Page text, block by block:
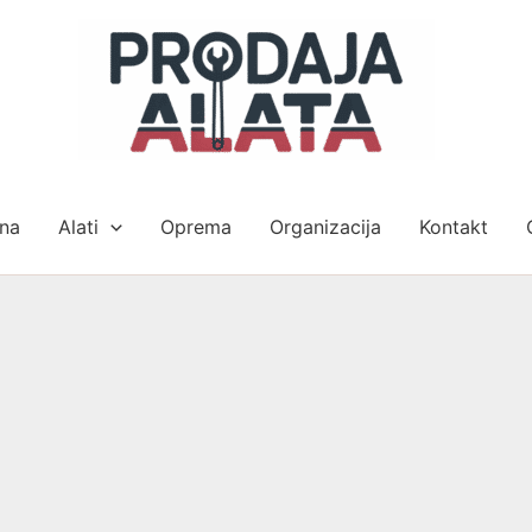
Alati Oprema Organizacija Kontakt